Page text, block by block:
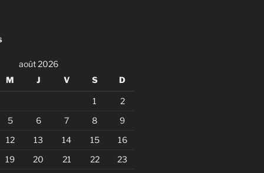
août 2026
M
J V S D
1
2
5
6 7 8
9
12
13 14 15
16
19
20 21 22
23